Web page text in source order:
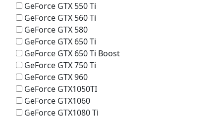
GeForce GTX 550 Ti
GeForce GTX 560 Ti
GeForce GTX 580
GeForce GTX 650 Ti
GeForce GTX 650 Ti Boost
GeForce GTX 750 Ti
GeForce GTX 960
GeForce GTX1050TI
GeForce GTX1060
GeForce GTX1080 Ti